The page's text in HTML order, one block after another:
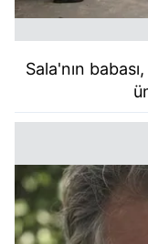
Sala'nın